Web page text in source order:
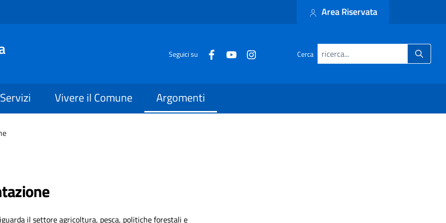
Area Riservata
Seguici su Cerca
Servizi Vivere il Comune Argomenti
il settore agricoltura, pesca, politiche forestali e